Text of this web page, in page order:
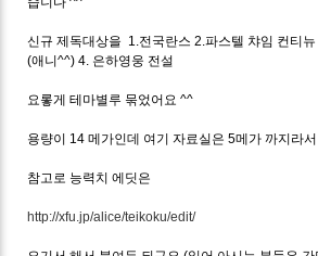
신규 제독대상을 1.전국란스 2.파스텔 챠임 컨티
(애니^^) 4. 은하영웅 전설
요롷게 테마별루 묶었어요 ^^
용량이 14 메가인데 여기 자료실은 5메가 까지라
참고로 능력치 에딧은
http://xfu.jp/alice/teikoku/edit/